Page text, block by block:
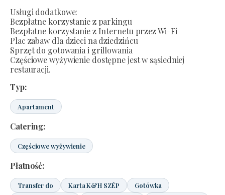
Usługi dodatkowe:
Bezpłatne korzystanie z parkingu
Bezpłatne korzystanie z Internetu przez Wi-Fi
Plac zabaw dla dzieci na dziedzińcu
Sprzęt do gotowania i grillowania
Częściowe wyżywienie dostępne jest w sąsiedniej
restauracji.
Typ:
Apartament
Catering:
Częściowe wyżywienie
Płatność:
Transfer do Karta K&H SZÉP
Gotówka